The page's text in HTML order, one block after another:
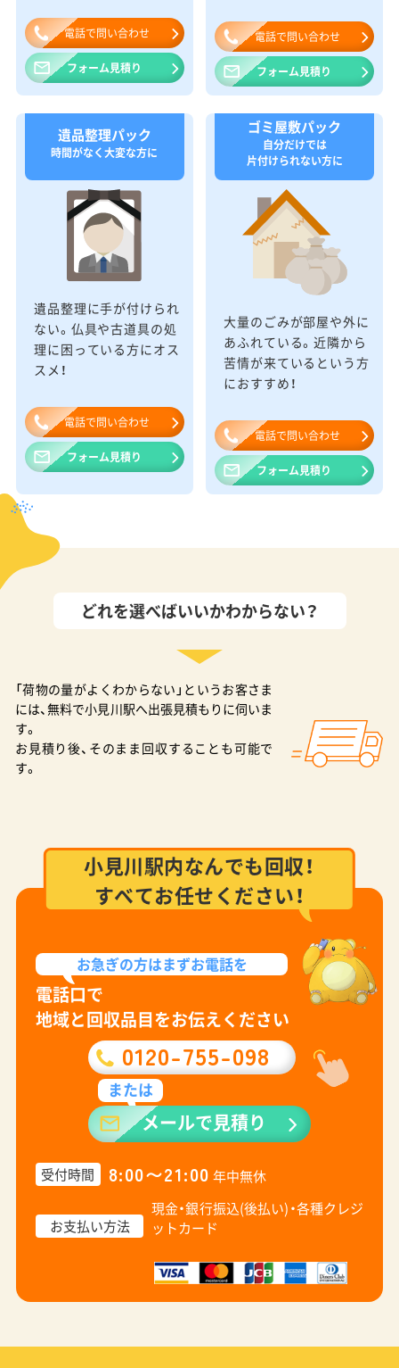
電話で問い合わせ
フォーム見積り
電話で問い合わせ
フォーム見積り
遺品整理パック
時間がなく大変な方に
遺品整理に手が付けられ
ない。仏具や古道具の処
理に困っている方にオス
スメ！
電話で問い合わせ
フォーム見積り
ゴミ屋敷パック
自分だけでは
片付けられない方に
大量のごみが部屋や外に
あふれている。近隣から
苦情が来ているという方
におすすめ！
電話で問い合わせ
フォーム見積り
どれを選べばいいかわからない？
「荷物の量がよくわからない」というお客さま
には、無料で小見川駅へ出張見積もりに伺いま
す。
お見積り後、そのまま回収することも可能で
す。
小見川駅内なんでも回収！
すべてお任せください！
お急ぎの方はまずお電話を
電話口で
地域と回収品目をお伝えください
0120-755-098
または
メールで見積り
受付時間 8:00〜21:00 年中無休
お支払い方法
現金・銀行振込(後払い)・各種クレジ
ットカード